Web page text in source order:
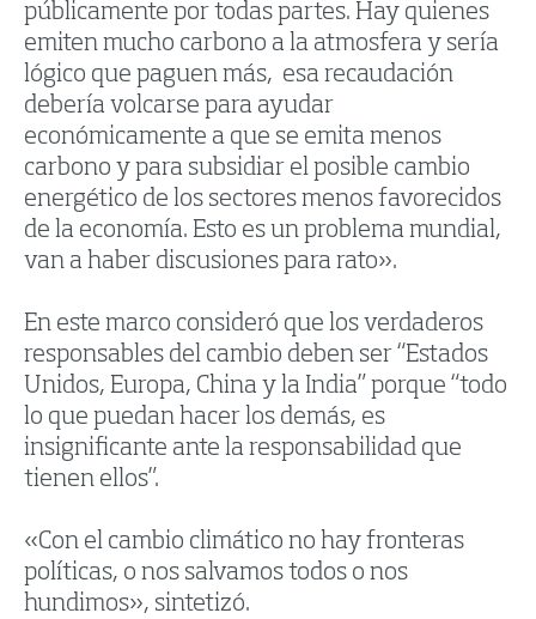
públicamente por todas partes. Hay quienes
emiten mucho carbono a la atmosfera y sería
lógico que paguen más, esa recaudación
debería volcarse para ayudar
económicamente a que se emita menos
carbono y para subsidiar el posible cambio
energético de los sectores menos favorecidos
de la economía. Esto es un problema mundial,
van a haber discusiones para rato».
En este marco consideró que los verdaderos
responsables del cambio deben ser “Estados
Unidos, Europa, China y la India” porque “todo
lo que puedan hacer los demás, es
insignificante ante la responsabilidad que
tienen ellos”.
«Con el cambio climático no hay fronteras
políticas, o nos salvamos todos o nos
hundimos», sintetizó.